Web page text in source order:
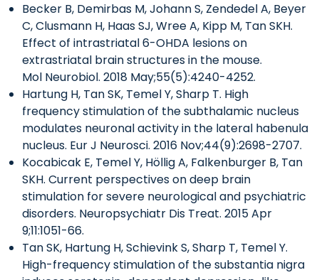
Becker B, Demirbas M, Johann S, Zendedel A, Beyer
C, Clusmann H, Haas SJ, Wree A, Kipp M, Tan SKH.
Effect of intrastriatal 6-OHDA lesions on
extrastriatal brain structures in the mouse.
Mol Neurobiol. 2018 May;55(5):4240-4252.
Hartung H, Tan SK, Temel Y, Sharp T. High
frequency stimulation of the subthalamic nucleus
modulates neuronal activity in the lateral habenula
nucleus. Eur J Neurosci. 2016 Nov;44(9):2698-2707.
Kocabicak E, Temel Y, Höllig A, Falkenburger B, Tan
SKH. Current perspectives on deep brain
stimulation for severe neurological and psychiatric
disorders. Neuropsychiatr Dis Treat. 2015 Apr
9;11:1051-66.
Tan SK, Hartung H, Schievink S, Sharp T, Temel Y.
High-frequency stimulation of the substantia nigra